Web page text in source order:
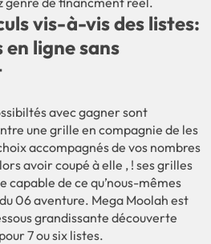
vis-à-vis des listes:
en ligne sans
avec gagner sont
une grille en compagnie de les
accompagnés de vos nombres
avoir coupé à elle , ! ses grilles
capable de ce qu’nous-mêmes
06 aventure. Mega Moolah est
grandissante découverte
7 ou six listes.